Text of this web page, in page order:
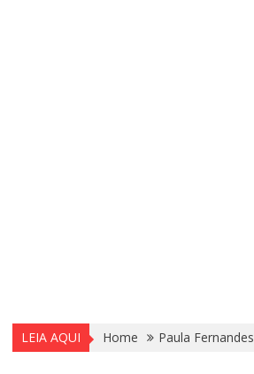
LEIA AQUI Home Paula Fernandes